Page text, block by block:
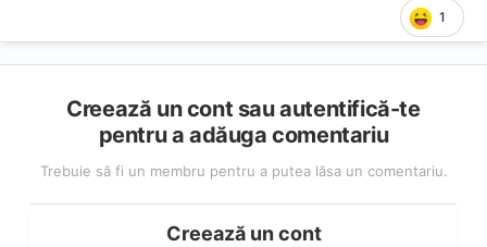
1
Creează un cont sau autentifică-te
pentru a adăuga comentariu
Trebuie să fi un membru pentru a putea lăsa un comentariu.
Creează un cont